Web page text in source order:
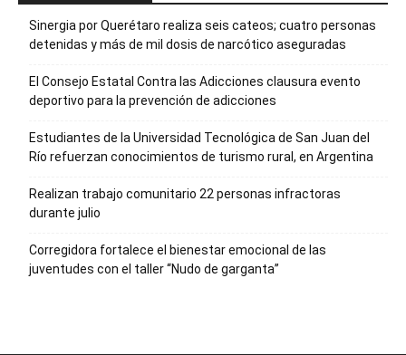
Sinergia por Querétaro realiza seis cateos; cuatro personas
detenidas y más de mil dosis de narcótico aseguradas
El Consejo Estatal Contra las Adicciones clausura evento
deportivo para la prevención de adicciones
Estudiantes de la Universidad Tecnológica de San Juan del
Río refuerzan conocimientos de turismo rural, en Argentina
Realizan trabajo comunitario 22 personas infractoras
durante julio
Corregidora fortalece el bienestar emocional de las
juventudes con el taller ‘‘Nudo de garganta’’